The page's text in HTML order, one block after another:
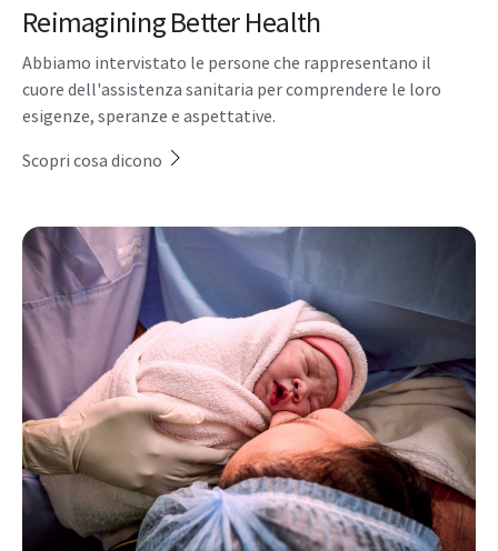
Reimagining Better Health
Abbiamo intervistato le persone che rappresentano il
cuore dell'assistenza sanitaria per comprendere le loro
esigenze, speranze e aspettative.
Scopri cosa dicono